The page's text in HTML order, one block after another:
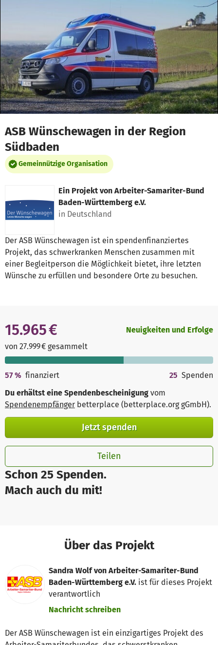
ASB Wünschewagen in der Region
Südbaden
Gemeinnützige Organisation
Ein Projekt von Arbeiter-Samariter-Bund
Baden-Württemberg e.V.
in Deutschland
Der ASB Wünschewagen ist ein spendenfinanziertes
Projekt, das schwerkranken Menschen zusammen mit
einer Begleitperson die Möglichkeit bietet, ihre letzten
Wünsche zu erfüllen und besondere Orte zu besuchen.
Schon 25 Spenden.
Mach auch du mit!
15.965 €
von 27.999 € gesammelt
Neuigkeiten und Erfolge
57% finanziert 25 Spenden
Du erhältst eine Spendenbescheinigung vom
Spendenempfänger betterplace (betterplace.org gGmbH).
Jetzt spenden
Teilen
Über das Projekt
Sandra Wolf von Arbeiter-Samariter-Bund
Baden-Württemberg e.V. ist für dieses Projekt
verantwortlich
Nachricht schreiben
Der ASB Wünschewagen ist ein einzigartiges Projekt des